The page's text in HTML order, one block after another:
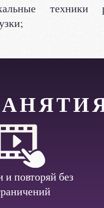
техники
повторяй без